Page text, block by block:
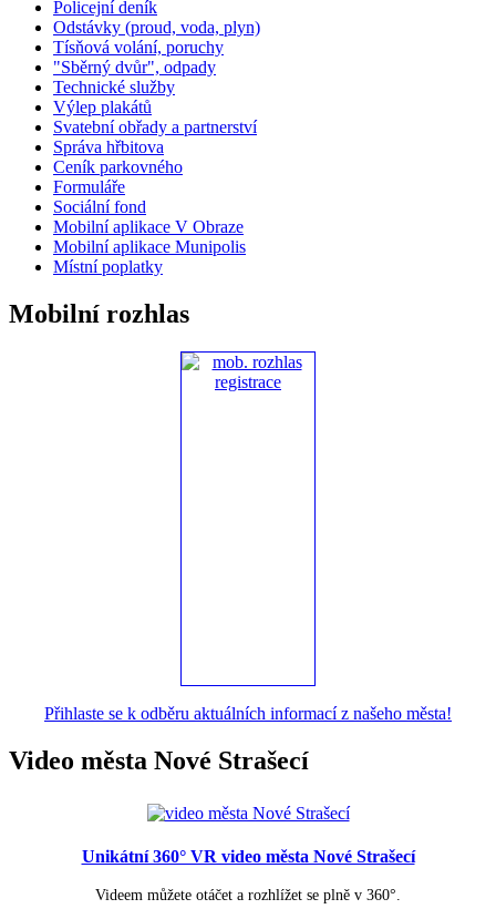
Policejní deník
Odstávky (proud, voda, plyn)
Tísňová volání, poruchy
"Sběrný dvůr", odpady
Technické služby
Výlep plakátů
Svatební obřady a partnerství
Správa hřbitova
Ceník parkovného
Formuláře
Sociální fond
Mobilní aplikace V Obraze
Mobilní aplikace Munipolis
Místní poplatky
Mobilní rozhlas
Přihlaste se k odběru aktuálních informací z našeho města!
Video města Nové Strašecí
Unikátní 360° VR video města Nové Strašecí
Videem můžete otáčet a rozhlížet se plně v 360°.